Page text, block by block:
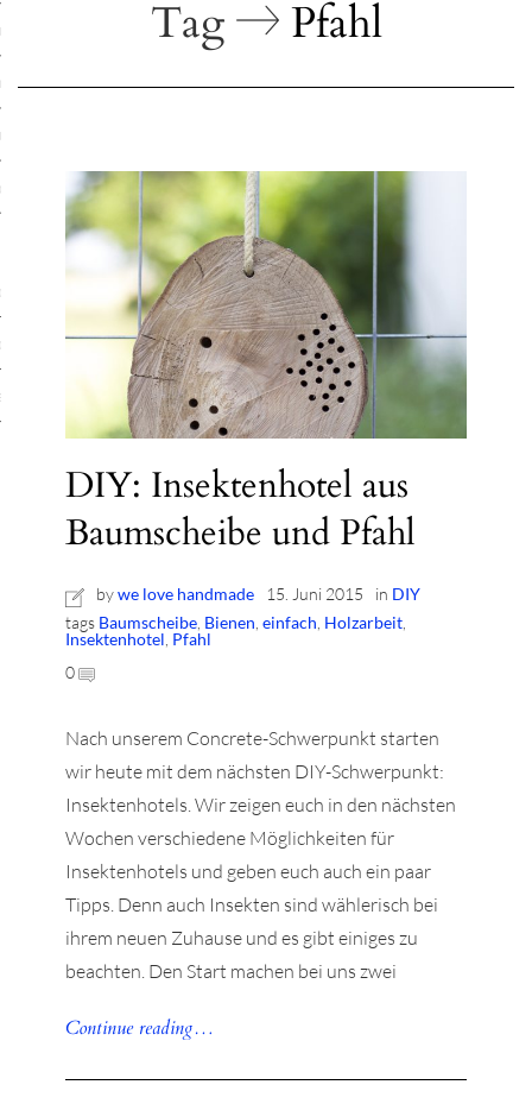
Workshops
Location
Workshops
Tag Pfahl
DIY: Insektenhotel aus
Baumscheibe und Pfahl
bywe love handmade 15. Juni 2015 in DIY
tags Baumscheibe Bienen einfach Holzarbeit
Insektenhotel Pfahl
0
Nach unserem Concrete-Schwerpunkt starten
wir heute mit dem nächsten DIY-Schwerpunkt:
Insektenhotels. Wir zeigen euch in den nächsten
Wochen verschiedene Möglichkeiten für
Insektenhotels und geben euch auch ein paar
Tipps. Denn auch Insekten sind wählerisch bei
ihrem neuen Zuhause und es gibt einiges zu
beachten. Den Start machen bei uns zwei
Continue reading…